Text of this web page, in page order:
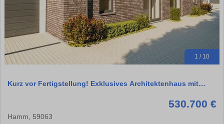
1 / 10
Kurz vor Fertigstellung! Exklusives Architektenhaus mit…
530.700 €
Hamm, 59063